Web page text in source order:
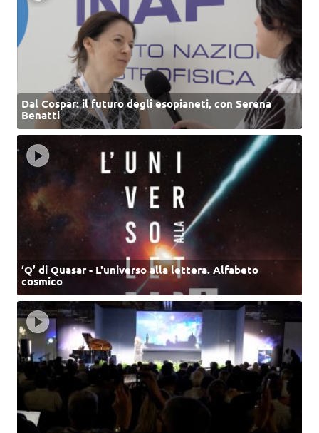
Dal Cospar: il futuro degli esopianeti, con Serena
Benatti
‘Q’ di Quasar - L'universo alla lettera. Alfabeto
cosmico